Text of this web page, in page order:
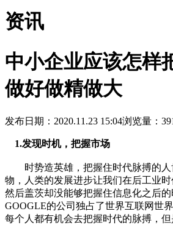
资讯
中小企业应该怎样
做好做精做大
发布日期：2020.11.23 15:04浏览量：
1.发现时机，把握市场
时势造英雄，把握住时代脉搏的人
物，人类的发展进步让我们在后工业时
然后盖茨却没能够把握住信息化之后
GOOGLE的公司独占了世界互联网世
每个人都有机会去把握时代的脉搏，